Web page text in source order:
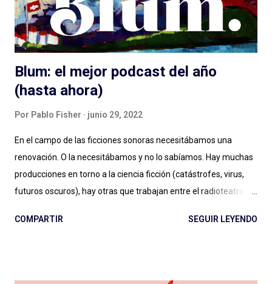
narrativas entre una cosa y la otra. Más allá de las instancias de
producción, distribución y es...
Blum: el mejor podcast del año
(hasta ahora)
Por Pablo Fisher junio 29, 2022
En el campo de las ficciones sonoras necesitábamos una
renovación. O la necesitábamos y no lo sabíamos. Hay muchas
producciones en torno a la ciencia ficción (catástrofes, virus,
futuros oscuros), hay otras que trabajan entre el radioteatro, el
una por una, se puede decir sencillamente que hay dos grandes
COMPARTIR SEGUIR LEYENDO